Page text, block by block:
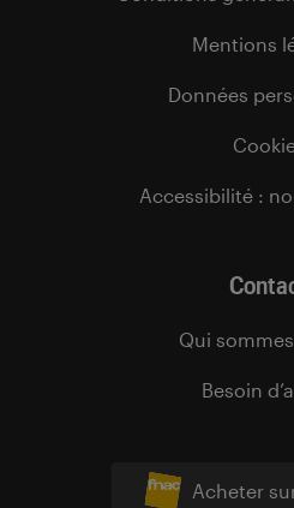
Acheter
Mentions
Données
Accessibilité :
Qui
Besoin